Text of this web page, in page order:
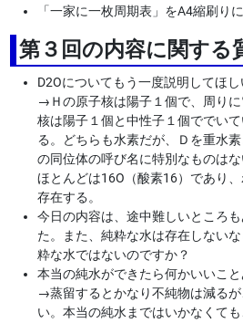
「一家に一枚周期表」をA4縮刷り
第３回の内容に関する
D2Oについてもう一度説明してほし
→ Ｈの原子核は陽子１個で、周り
核は陽子１個と中性子１個ででい
る。どちらも水素だが、Ｄを重水
の同位体の呼び名に特別なものは
ほとんどは16O（酸素16）であり
存在する。
今日の内容は、途中難しいところ
た。また、純粋な水は存在しない
粋な水ではないのですか？
本当の純水ができたら何かいいこと
→蒸留するとかなり不純物は減る
い。本当の純水まではいかなくて